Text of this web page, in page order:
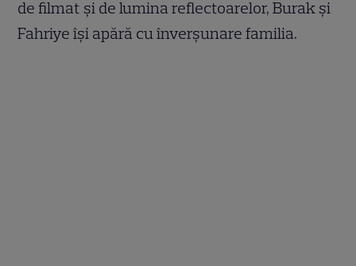
de filmat și de lumina reflectoarelor, Burak și
Fahriye își apără cu înverșunare familia.